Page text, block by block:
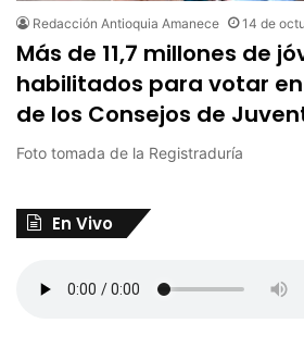
Redacción Antioquia Amanece 14 de
Más de 11,7 millones de
habilitados para votar
de los Consejos de
Foto tomada de la Registraduría
En Vivo